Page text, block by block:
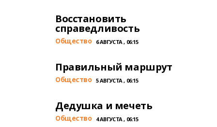
Восстановить
справедливость
Общество 6 АВГУСТА , 06:15
Правильный маршрут
Общество 5 АВГУСТА , 06:15
Дедушка и мечеть
Общество 4 АВГУСТА , 06:15